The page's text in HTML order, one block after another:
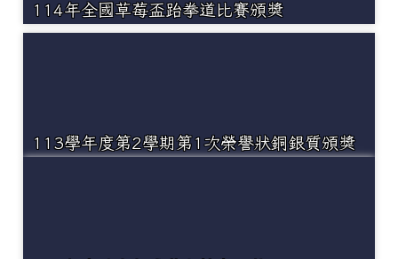
114年全國草莓盃跆拳道比賽頒獎
113學年度第2學期第1次榮譽狀銅銀質頒獎